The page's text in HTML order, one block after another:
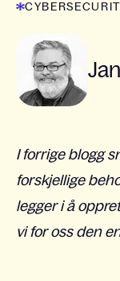
I forrige blogg
forskjellige
legger i å
vi for oss den